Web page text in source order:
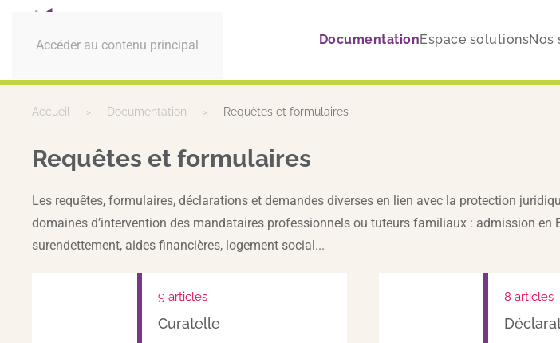
Accéder au contenu principal DocumentationEspace solutionsNos
Accueil Documentation Requêtes et formulaires
Requêtes et formulaires
Les requêtes, formulaires, déclarations et demandes diverses en lien avec la protection
domaines d’intervention des mandataires professionnels ou tuteurs familiaux : admission en
surendettement, aides financières, logement social...
9 articles
Curatelle
8 articles